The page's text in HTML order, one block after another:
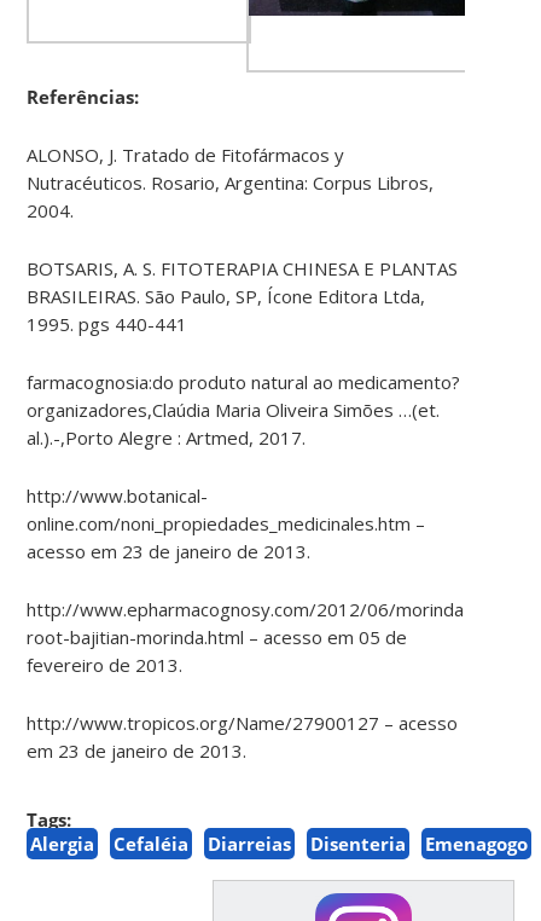
Referências:
ALONSO, J. Tratado de Fitofármacos y
Nutracéuticos. Rosario, Argentina: Corpus Libros,
2004.
BOTSARIS, A. S. FITOTERAPIA CHINESA E PLANTAS
BRASILEIRAS. São Paulo, SP, Ícone Editora Ltda,
1995. pgs 440-441
farmacognosia:do produto natural ao medicamento?
organizadores,Claúdia Maria Oliveira Simões …(et.
al.).-,Porto Alegre : Artmed, 2017.
http://www.botanical-
online.com/noni_propiedades_medicinales.htm –
acesso em 23 de janeiro de 2013.
http://www.epharmacognosy.com/2012/06/morinda-
root-bajitian-morinda.html – acesso em 05 de
fevereiro de 2013.
http://www.tropicos.org/Name/27900127 – acesso
em 23 de janeiro de 2013.
Tags:
Alergia
Cefaléia Diarreias Disenteria Emenagogo